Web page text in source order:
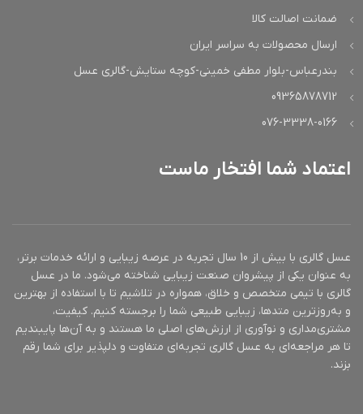
ضمانت اصالت کالا
ارسال محصولات به سراسر ایران
بندرعباس-بلوار مطفی خمینی-کوچه ستایش-گالری عسل
09365878712
076-3338-0166
اعتماد شما افتخار ماست
عسل گالری با بیش از 10 سال تجربه در عرصه زیبایی و ارائه خدمات برتر،
به عنوان یکی از پیشروان صنعت زیبایی شناخته می‌شود. ما در عسل
گالری با تیمی متخصص و خلاق، همواره در تلاشیم تا با استفاده از بهترین
و به‌روزترین متدها، زیبایی طبیعی شما را برجسته کنیم. کیفیت،
مشتری‌مداری و نوآوری از ارزش‌های اصلی ما هستند و به آن‌ها پایبندیم
تا هر مراجعه‌ای به عسل گالری تجربه‌ای متفاوت و دلپذیر برای شما رقم
بزند.